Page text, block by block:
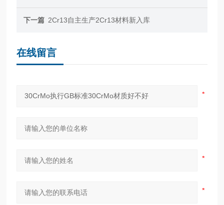
下一篇 2Cr13自主生产2Cr13材料新入库
在线留言